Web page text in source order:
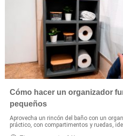
Cómo hacer un organizador
pequeños
Aprovecha un rincón del baño con un
práctico, con compartimentos y ruedas,